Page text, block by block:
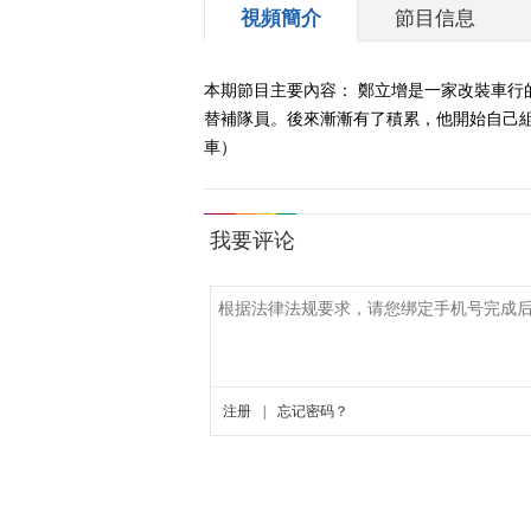
視頻簡介 節目信息
本期節目主要內容： 鄭立增是一家改裝車
替補隊員。後來漸漸有了積累，他開始自己
車）